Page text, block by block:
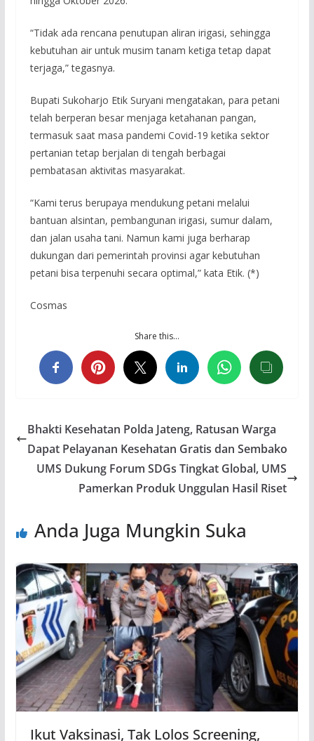
“Tidak ada rencana penutupan aliran irigasi, sehingga
kebutuhan air untuk musim tanam ketiga tetap dapat
terjaga,” tegasnya.
Bupati Sukoharjo Etik Suryani mengatakan, para petani
telah berperan besar menjaga ketahanan pangan,
termasuk saat masa pandemi Covid-19 ketika sektor
pertanian tetap berjalan di tengah berbagai
pembatasan aktivitas masyarakat.
“Kami terus berupaya mendukung petani melalui
bantuan alsintan, pembangunan irigasi, sumur dalam,
dan jalan usaha tani. Namun kami juga berharap
dukungan dari pemerintah provinsi agar kebutuhan
petani bisa terpenuhi secara optimal,” kata Etik. (*)
Cosmas
Share this…
Bhakti Kesehatan Polda Jateng, Ratusan Warga
Dapat Pelayanan Kesehatan Gratis dan Sembako
UMS Dukung Forum SDGs Tingkat Global, UMS
Pamerkan Produk Unggulan Hasil Riset
Anda Juga Mungkin Suka
Ikut Vaksinasi, Tak Lolos Screening,